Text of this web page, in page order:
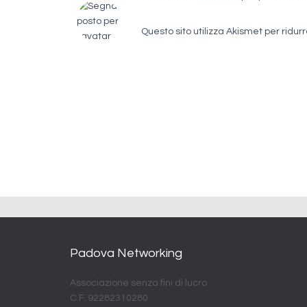
Questo sito utilizza Akismet per
Padova Networking
Associazione senza fini di lucro
C.F. 92282310280